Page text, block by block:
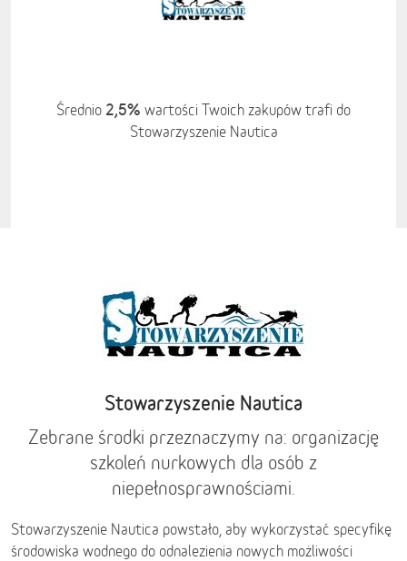
Średnio 2,5% wartości Twoich zakupów trafi do
Stowarzyszenie Nautica
Stowarzyszenie Nautica
Zebrane środki przeznaczymy na: organizację
szkoleń nurkowych dla osób z
niepełnosprawnościami.
Stowarzyszenie Nautica powstało, aby wykorzystać specyfikę
środowiska wodnego do odnalezienia nowych możliwości